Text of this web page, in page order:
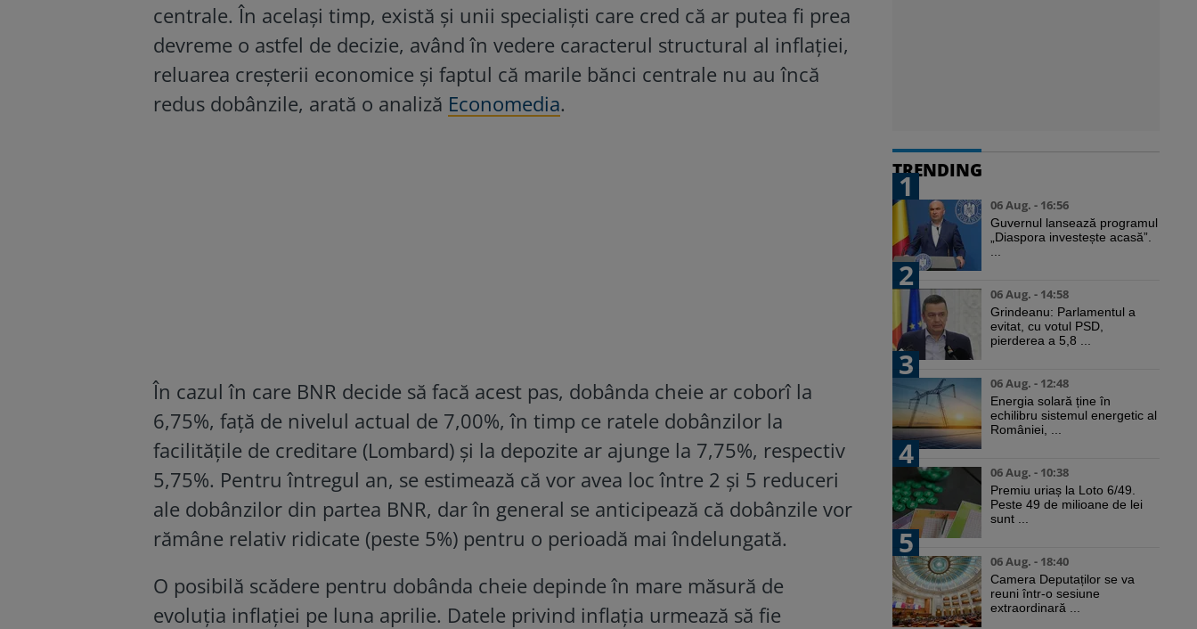
centrale. În același timp, există și unii specialiști care cred că ar putea fi prea
devreme o astfel de decizie, având în vedere caracterul structural al inflației,
reluarea creșterii economice și faptul că marile bănci centrale nu au încă
redus dobânzile, arată o analiză Economedia.
În cazul în care BNR decide să facă acest pas, dobânda cheie ar coborî la
6,75%, față de nivelul actual de 7,00%, în timp ce ratele dobânzilor la
facilitățile de creditare (Lombard) și la depozite ar ajunge la 7,75%, respectiv
5,75%. Pentru întregul an, se estimează că vor avea loc între 2 și 5 reduceri
ale dobânzilor din partea BNR, dar în general se anticipează că dobânzile vor
rămâne relativ ridicate (peste 5%) pentru o perioadă mai îndelungată.
O posibilă scădere pentru dobânda cheie depinde în mare măsură de
evoluția inflației pe luna aprilie. Datele privind inflația urmează să fie
TRENDING
1
06 Aug. - 16:56
Guvernul lansează programul
„Diaspora investește acasă”.
2
06 Aug. - 14:58
Grindeanu: Parlamentul a
evitat, cu votul PSD,
pierderea a 5,8 ...
3
06 Aug. - 12:48
Energia solară ține în
echilibru sistemul energetic al
României, ...
4
06 Aug. - 10:38
Premiu uriaș la Loto 6/49.
Peste 49 de milioane de lei
sunt ...
5
06 Aug. - 18:40
Camera Deputaților se va
reuni într-o sesiune
extraordinară ...